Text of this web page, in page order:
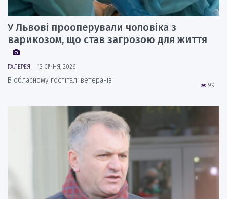
У Львові прооперували чоловіка з
варикозом, що став загрозою для життя
ГАЛЕРЕЯ 13 СІЧНЯ, 2026
99
В обласному госпіталі ветеранів